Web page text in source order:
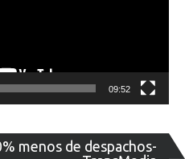
09:52
menos de despachos-